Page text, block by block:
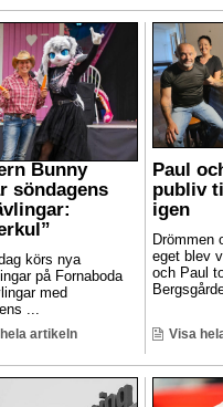
Bunny
söndagens
körs nya
på Fornaboda
med
...
artikeln
Paul
publiv
igen
Drömmen
eget blev
och Paul
Visa